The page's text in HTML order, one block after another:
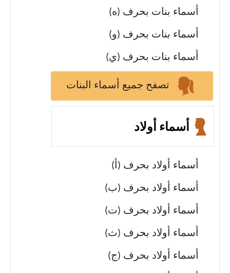
أسماء بنات بحرف (ه)
أسماء بنات بحرف (و)
أسماء بنات بحرف (ي)
تصفح جميع أسماء البنات
أسماء أولاد
أسماء أولاد بحرف (أ)
أسماء أولاد بحرف (ب)
أسماء أولاد بحرف (ت)
أسماء أولاد بحرف (ث)
أسماء أولاد بحرف (ج)